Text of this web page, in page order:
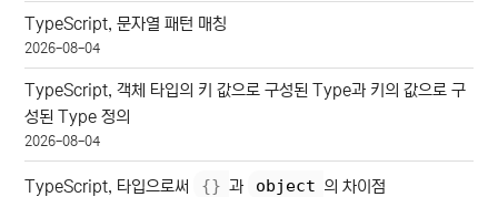
TypeScript, 문자열 패턴 매칭
2026-08-04
TypeScript, 객체 타입의 키 값으로 구성된 Type과 키의 값으로 구
성된 Type 정의
2026-08-04
TypeScript, 타입으로써 {} 과 object 의 차이점